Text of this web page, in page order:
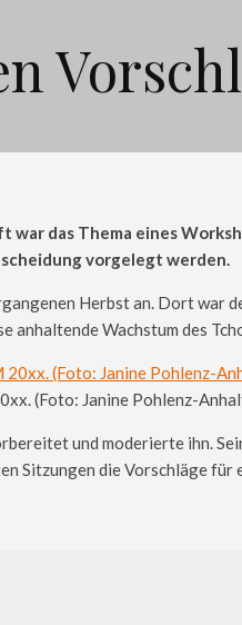
das Thema eines
vorgelegt werden.
Herbst an. Dort war
Wachstum des
(Foto: Janine Pohlenz-
und moderierte ihn.
Sitzungen die Vorschläge